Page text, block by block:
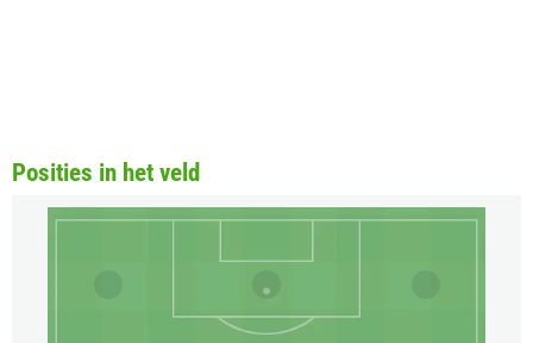
Posities in het veld